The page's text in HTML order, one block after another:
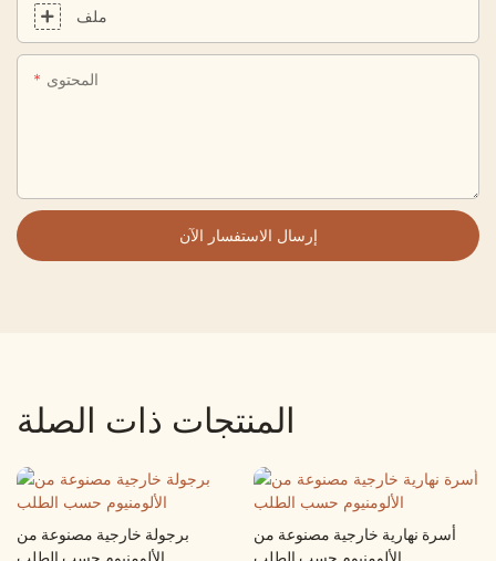
ملف
المحتوى
إرسال الاستفسار الآن
المنتجات ذات الصلة
برجولة خارجية مصنوعة من
أسرة نهارية خارجية مصنوعة من